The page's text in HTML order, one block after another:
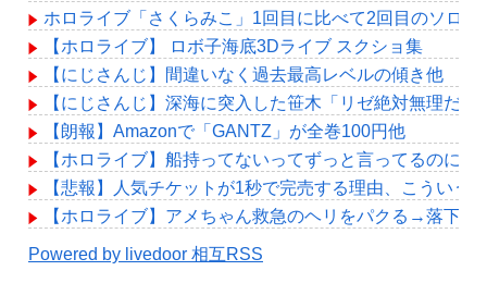
ホロライブ「さくらみこ」1回目に比べて2回目のソロ
【ホロライブ】 ロボ子海底3Dライブ スクショ集
【にじさんじ】間違いなく過去最高レベルの傾き他
【にじさんじ】深海に突入した笹木「リゼ絶対無理だわ
【朗報】Amazonで「GANTZ」が全巻100円他
【ホロライブ】船持ってないってずっと言ってるのに
【悲報】人気チケットが1秒で完売する理由、こういう
【ホロライブ】アメちゃん救急のヘリをパクる→落下【
Powered by livedoor 相互RSS